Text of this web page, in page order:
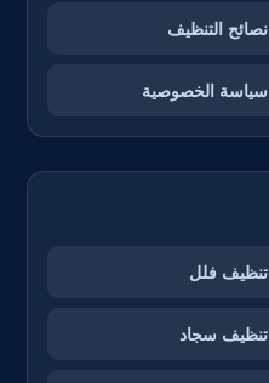
نصائح التنظيف
سياسة الخصوصية
تنظيف فلل
تنظيف سجاد